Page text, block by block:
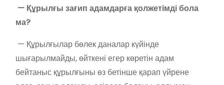
— Құрылғы зағип адамдарға қолжетімді бола
ма?
— Құрылғылар бөлек даналар күйінде
шығарылмайды, өйткені егер көретін адам
бейтаныс құрылғыны өз бетінше қарап үйрене